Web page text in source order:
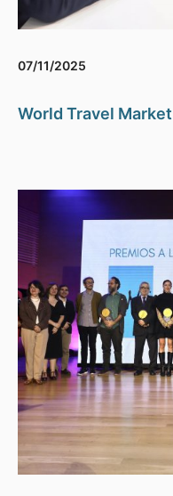
07/11/2025
World Travel Market